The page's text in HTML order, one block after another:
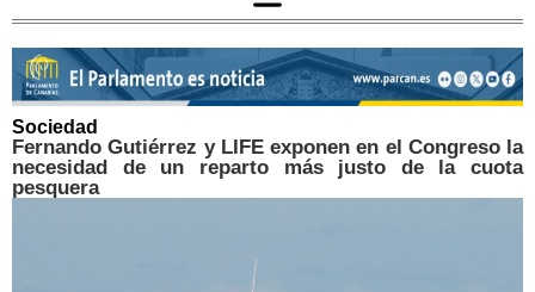
Sociedad
Fernando Gutiérrez y LIFE exponen en el Congreso la
necesidad de un reparto más justo de la cuota
pesquera